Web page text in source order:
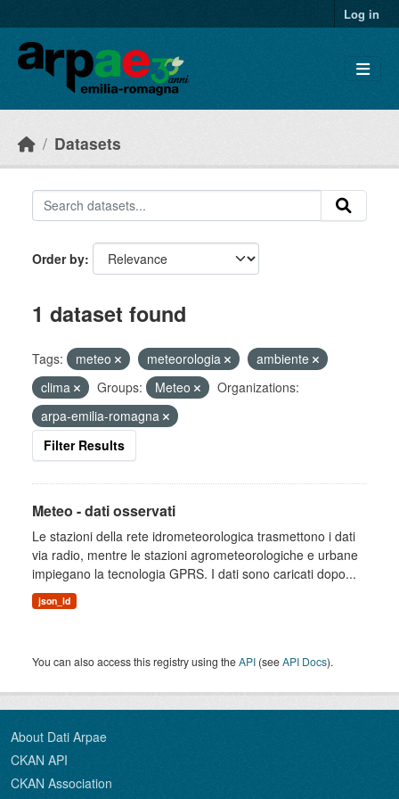
Log in
Datasets
Order by
1 dataset found
Tags: meteo meteorologia
ambiente
clima
Groups: Meteo
Organizations:
arpa-emilia-romagna
Filter Results
Meteo - dati osservati
Le stazioni della rete idrometeorologica trasmettono i dati
via radio, mentre le stazioni agrometeorologiche e urbane
impiegano la tecnologia GPRS. I dati sono caricati dopo...
json_ld
You can also access this registry using theAPI (seeAPI Docs).
About Dati Arpae
CKAN API
CKAN Association